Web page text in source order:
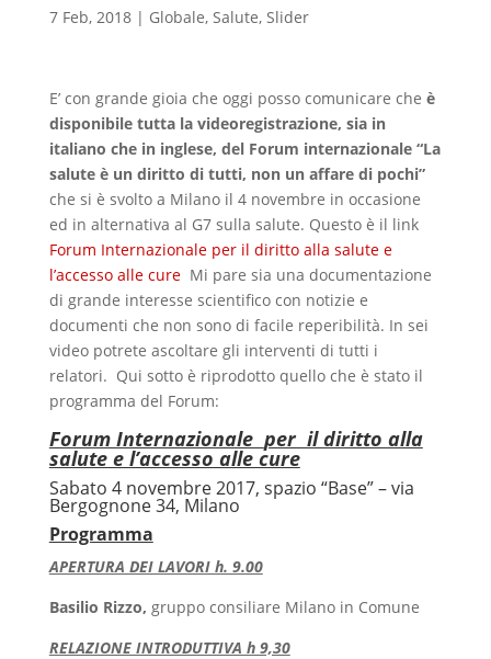
7 Feb, 2018| Globale, Salute, Slider
E’ con grande gioia che oggi posso comunicare che è
disponibile tutta la videoregistrazione, sia in
italiano che in inglese, del Forum internazionale “La
salute è un diritto di tutti, non un affare di pochi”
che si è svolto a Milano il 4 novembre in occasione
ed in alternativa al G7 sulla salute. Questo è il link
Forum Internazionale per il diritto alla salute e
l’accesso alle cureMi pare sia una documentazione
di grande interesse scientifico con notizie e
documenti che non sono di facile reperibilità. In sei
video potrete ascoltare gli interventi di tutti i
relatori. Qui sotto è riprodotto quello che è stato il
programma del Forum:
Forum Internazionale per il diritto alla
salute e l’accesso alle cure
Sabato 4 novembre 2017, spazio “Base” – via
Bergognone 34, Milano
Programma
APERTURA DEI LAVORI h. 9.00
Basilio Rizzo, gruppo consiliare Milano in Comune
RELAZIONE INTRODUTTIVA h 9,30